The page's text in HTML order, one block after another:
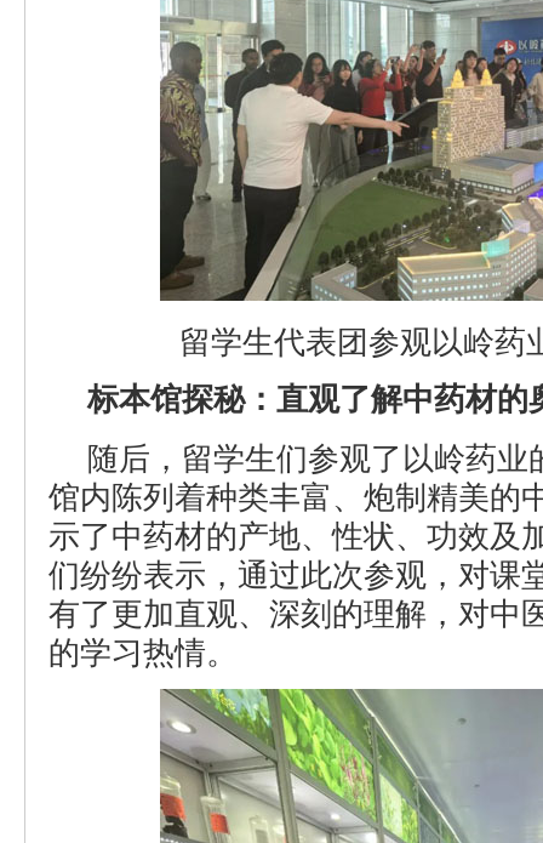
留学生代表团参观以岭药
标本馆探秘：直观了解中药材的
随后，留学生们参观了以岭药
馆内陈列着种类丰富、炮制精美的
示了中药材的产地、性状、功效及
们纷纷表示，通过此次参观，对课
有了更加直观、深刻的理解，对中
的学习热情。